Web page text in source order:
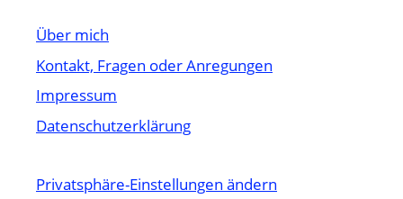
Über mich
Kontakt, Fragen oder Anregungen
Impressum
Datenschutzerklärung
Privatsphäre-Einstellungen ändern